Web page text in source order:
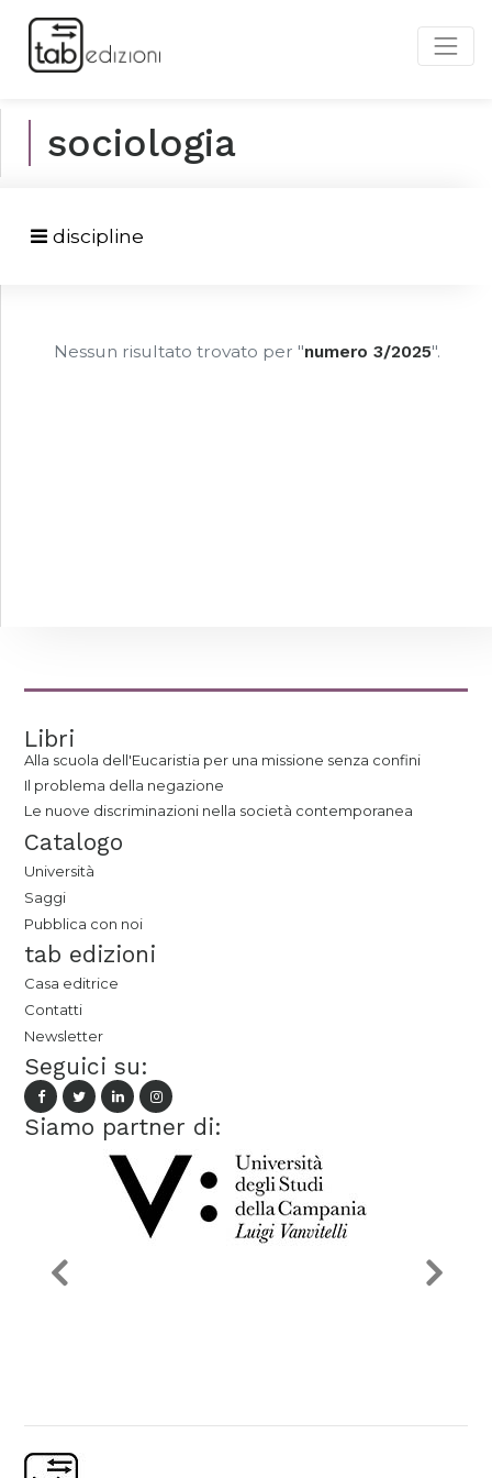
sociologia
discipline
Nessun risultato trovato per "numero 3/2025".
Libri
Alla scuola dell'Eucaristia per una missione senza confini
Il problema della negazione
Le nuove discriminazioni nella società contemporanea
Catalogo
Università
Saggi
Pubblica con noi
tab edizioni
Casa editrice
Contatti
Newsletter
Seguici su:
Siamo partner di: